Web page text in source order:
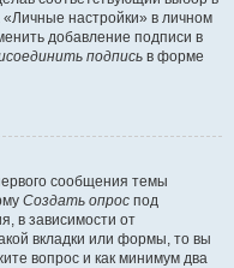
настройки» в личном
добавление подписи в
подпись в форме
сообщения темы
Создать опрос под
в зависимости от
вкладки или формы, то вы
вопрос и как минимум два